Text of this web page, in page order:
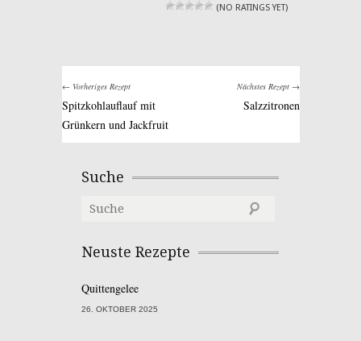
(NO RATINGS YET)
← Vorheriges Rezept
Spitzkohlauflauf mit
Grünkern und Jackfruit
Nächstes Rezept →
Salzzitronen
Suche
Neuste Rezepte
Quittengelee
26. OKTOBER 2025